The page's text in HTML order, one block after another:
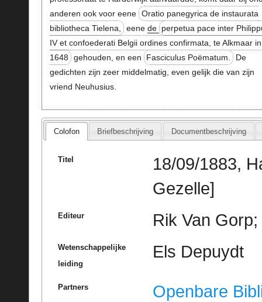
anderen ook voor eene Oratio panegyrica de instaurata
bibliotheca Tielena, eene de perpetua pace inter
IV et confoederati Belgii ordines confirmata, te Alkmaar in
1648 gehouden, en een Fasciculus Poëmatum.
De
gedichten zijn zeer middelmatig, even gelijk die van zijn
vriend Neuhusius.
Colofon Briefbeschrijving Documentbeschrijving
Titel
18/09/1883,
Gezelle]
Editeur Rik Van
Wetenschappelijke
leiding
Els Depuydt
Partners Openbare